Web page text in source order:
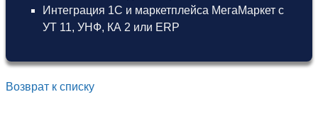
Интеграция 1С и маркетплейса МегаМаркет с
УТ 11, УНФ, КА 2 или ERP
Возврат к списку